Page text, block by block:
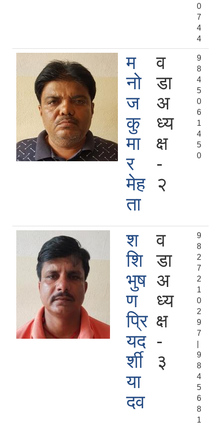
0
7
4
4
म
नो
ज
कु
मा
र
मेह
ता
व
डा
अ
ध्य
क्ष
-
२
9
8
4
5
0
6
1
4
5
0
श
शि
भुष
ण
प्रि
यद
र्शी
या
दव
व
डा
अ
ध्य
क्ष
-
३
9
8
2
7
2
1
0
2
9
7
9
8
4
5
6
8
1